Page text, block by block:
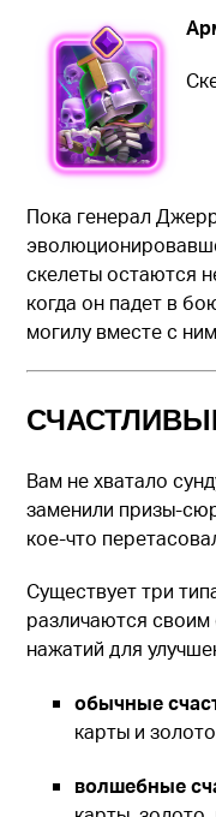
Пока генерал
скелеты остаются
когда он падет в
могилу вместе с
Вам не хватало
заменили призы-
кое-что
Существует три
различаются
нажатий для
обычные
карты и
волшебные